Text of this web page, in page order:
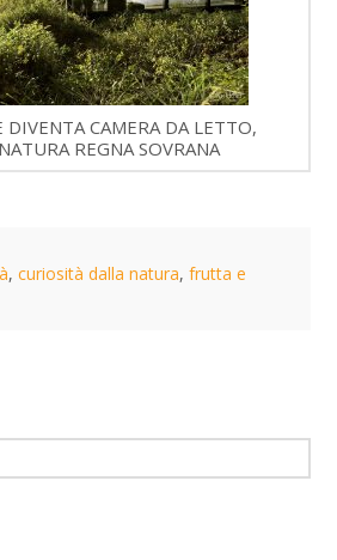
DIVENTA CAMERA DA LETTO,
REGNA SOVRANA
,curiosità dalla natura,frutta e